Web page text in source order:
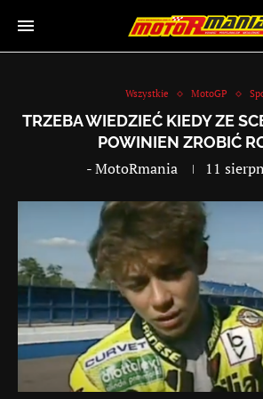
Wszystkie MotoGP
TRZEBA WIEDZIEĆ KIEDY ZE
POWINIEN ZROBIĆ
-MotoRmania 11